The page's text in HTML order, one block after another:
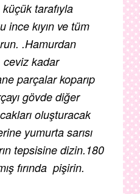
tarafıyla
ince kıyın ve tüm
.Hamurdan
kadar
parçalar koparıp
gövde diğer
oluşturacak
yumurta sarısı
tepsisine dizin.180
fırında pişirin.